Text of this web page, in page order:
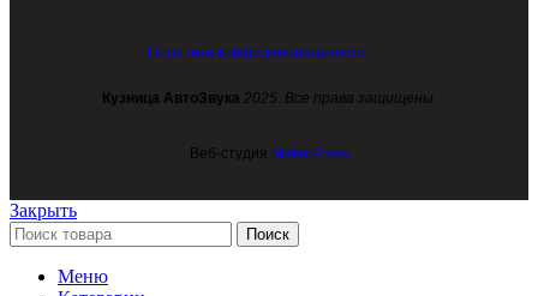
Политика конфиденциальности
Кузница АвтоЗвука 2025. Все права защищены.
Веб-студия MakerPress
Закрыть
Поиск
Меню